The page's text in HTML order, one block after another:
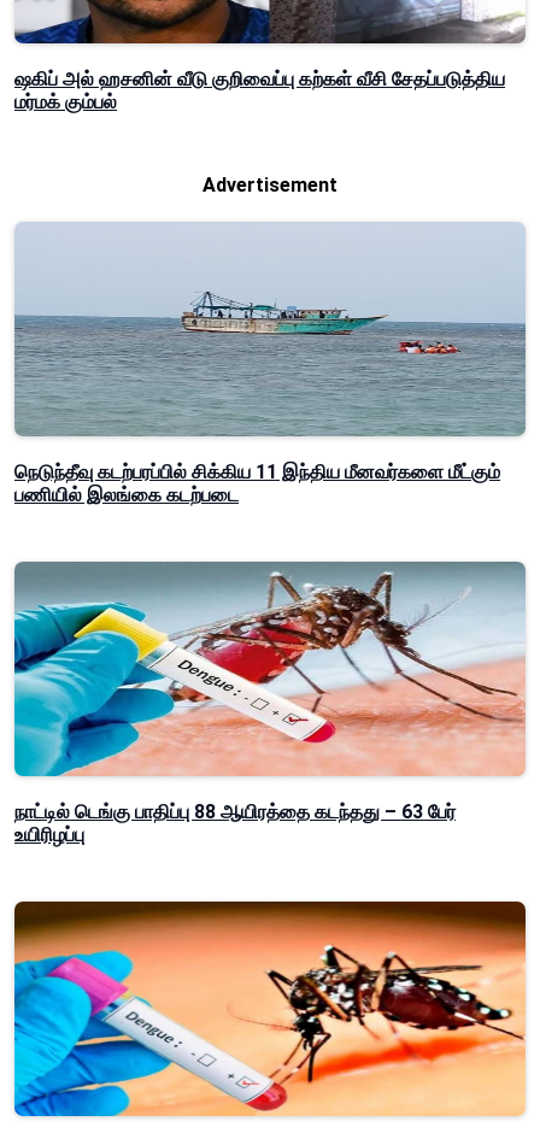
ஷகிப் அல் ஹசனின் வீடு குறிவைப்பு கற்கள் வீசி சேதப்படுத்திய
மர்மக் கும்பல்
Advertisement
நெடுந்தீவு கடற்பரப்பில் சிக்கிய 11 இந்திய மீனவர்களை மீட்கும்
பணியில் இலங்கை கடற்படை
நாட்டில் டெங்கு பாதிப்பு 88 ஆயிரத்தை கடந்தது – 63 பேர்
உயிரிழப்பு